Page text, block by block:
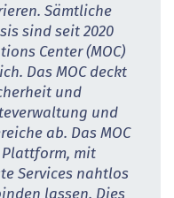
Sämtliche
sind seit 2020
Center (MOC)
Das MOC deckt
und
und
ab. Das MOC
Plattform, mit
Services nahtlos
lassen. Dies